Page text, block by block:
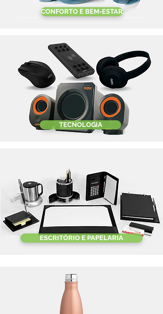
CONFORTO E BEM-ESTAR
TECNOLOGIA
ESCRITÓRIO E PAPELARIA